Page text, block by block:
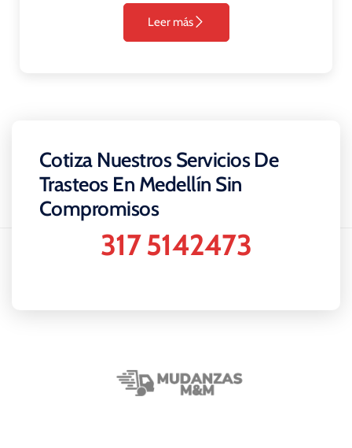
Leer más
Cotiza Nuestros Servicios De
Trasteos En Medellín Sin
Compromisos
317 5142473